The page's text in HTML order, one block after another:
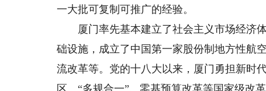
一大批可复制可推广的经验。
厦门率先基本建立了社会主义市场经济体
础设施，成立了中国第一家股份制地方性航
流改革等。党的十八大以来，厦门勇担新时
区、“多规合一”、零基预算改革等国家级改